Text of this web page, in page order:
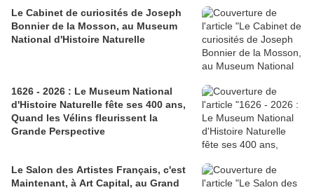
Le Cabinet de curiosités de Joseph
Bonnier de la Mosson, au Museum
National d'Histoire Naturelle
1626 - 2026 : Le Museum National
d'Histoire Naturelle fête ses 400 ans,
Quand les Vélins fleurissent la
Grande Perspective
Le Salon des Artistes Français, c'est
Maintenant, à Art Capital, au Grand